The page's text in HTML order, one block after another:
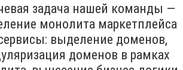
задача нашей команды —
монолита маркетплейса
выделение доменов,
доменов в рамках